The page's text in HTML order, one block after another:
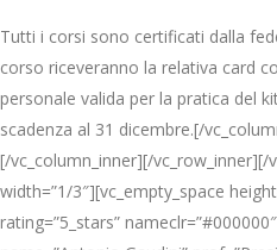
Tutti i corsi sono certificati dalla
corso riceveranno la relativa card
personale valida per la pratica del
scadenza al 31 dicembre.[/
[/vc_column_inner][/vc_row_inner][/
width=”1/3″][vc_empty_space
rating=”5_stars”